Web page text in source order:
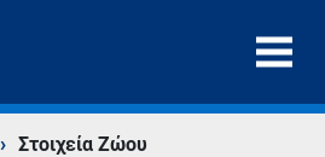
› Στοιχεία Ζώου